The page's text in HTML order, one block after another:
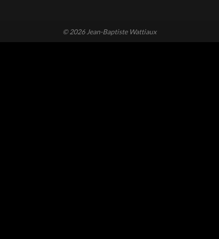
© 2026 Jean-Baptiste Wattiaux